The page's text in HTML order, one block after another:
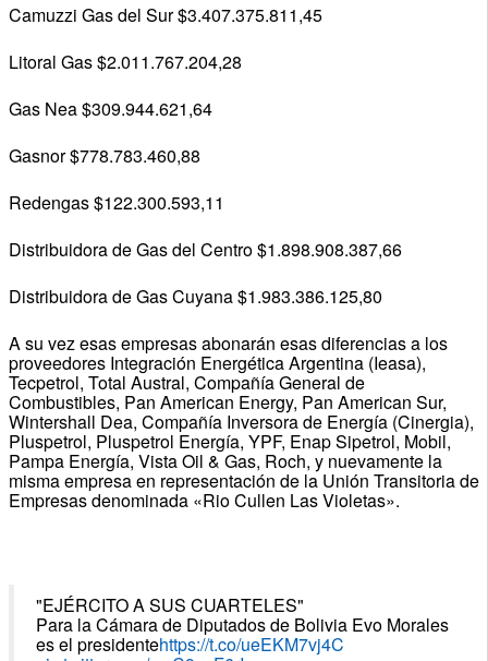
Camuzzi Gas del Sur $3.407.375.811,45
Litoral Gas $2.011.767.204,28
Gas Nea $309.944.621,64
Gasnor $778.783.460,88
Redengas $122.300.593,11
Distribuidora de Gas del Centro $1.898.908.387,66
Distribuidora de Gas Cuyana $1.983.386.125,80
A su vez esas empresas abonarán esas diferencias a los
proveedores Integración Energética Argentina (Ieasa),
Tecpetrol, Total Austral, Compañía General de
Combustibles, Pan American Energy, Pan American Sur,
Wintershall Dea, Compañía Inversora de Energía (Cinergia),
Pluspetrol, Pluspetrol Energía, YPF, Enap Sipetrol, Mobil,
Pampa Energía, Vista Oil & Gas, Roch, y nuevamente la
misma empresa en representación de la Unión Transitoria de
Empresas denominada «Rio Cullen Las Violetas».
"EJÉRCITO A SUS CUARTELES"
Para la Cámara de Diputados de Bolivia Evo Morales
es el presidentehttps://t.co/ueEKM7vj4C